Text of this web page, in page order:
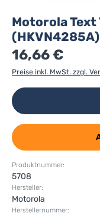
Motorola Text
(HKVN4285A)
16,66 €
Preise inkl. MwSt. zzgl.
Produktnummer:
5708
Hersteller:
Motorola
Herstellernummer: